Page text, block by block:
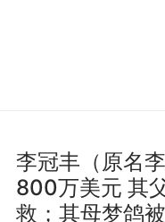
李冠丰（原名
800万美元 其
救；其母梦鸽